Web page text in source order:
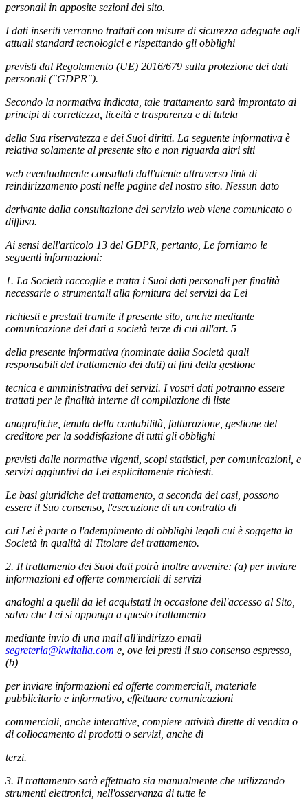
personali in apposite sezioni del sito.
I dati inseriti verranno trattati con misure di sicurezza adeguate agli
attuali standard tecnologici e rispettando gli obblighi
previsti dal Regolamento (UE) 2016/679 sulla protezione dei dati
personali ("GDPR").
Secondo la normativa indicata, tale trattamento sarà improntato ai
principi di correttezza, liceità e trasparenza e di tutela
della Sua riservatezza e dei Suoi diritti. La seguente informativa è
relativa solamente al presente sito e non riguarda altri siti
web eventualmente consultati dall'utente attraverso link di
reindirizzamento posti nelle pagine del nostro sito. Nessun dato
derivante dalla consultazione del servizio web viene comunicato o
diffuso.
Ai sensi dell'articolo 13 del GDPR, pertanto, Le forniamo le
seguenti informazioni:
1. La Società raccoglie e tratta i Suoi dati personali per finalità
necessarie o strumentali alla fornitura dei servizi da Lei
richiesti e prestati tramite il presente sito, anche mediante
comunicazione dei dati a società terze di cui all'art. 5
della presente informativa (nominate dalla Società quali
responsabili del trattamento dei dati) ai fini della gestione
tecnica e amministrativa dei servizi. I vostri dati potranno essere
trattati per le finalità interne di compilazione di liste
anagrafiche, tenuta della contabilità, fatturazione, gestione del
creditore per la soddisfazione di tutti gli obblighi
previsti dalle normative vigenti, scopi statistici, per comunicazioni, e
servizi aggiuntivi da Lei esplicitamente richiesti.
Le basi giuridiche del trattamento, a seconda dei casi, possono
essere il Suo consenso, l'esecuzione di un contratto di
cui Lei è parte o l'adempimento di obblighi legali cui è soggetta la
Società in qualità di Titolare del trattamento.
2. Il trattamento dei Suoi dati potrà inoltre avvenire: (a) per inviare
informazioni ed offerte commerciali di servizi
analoghi a quelli da lei acquistati in occasione dell'accesso al Sito,
salvo che Lei si opponga a questo trattamento
mediante invio di una mail all'indirizzo email
segreteria@kwitalia.com e, ove lei presti il suo consenso espresso,
(b)
per inviare informazioni ed offerte commerciali, materiale
pubblicitario e informativo, effettuare comunicazioni
commerciali, anche interattive, compiere attività dirette di vendita o
di collocamento di prodotti o servizi, anche di
terzi.
3. Il trattamento sarà effettuato sia manualmente che utilizzando
strumenti elettronici, nell'osservanza di tutte le